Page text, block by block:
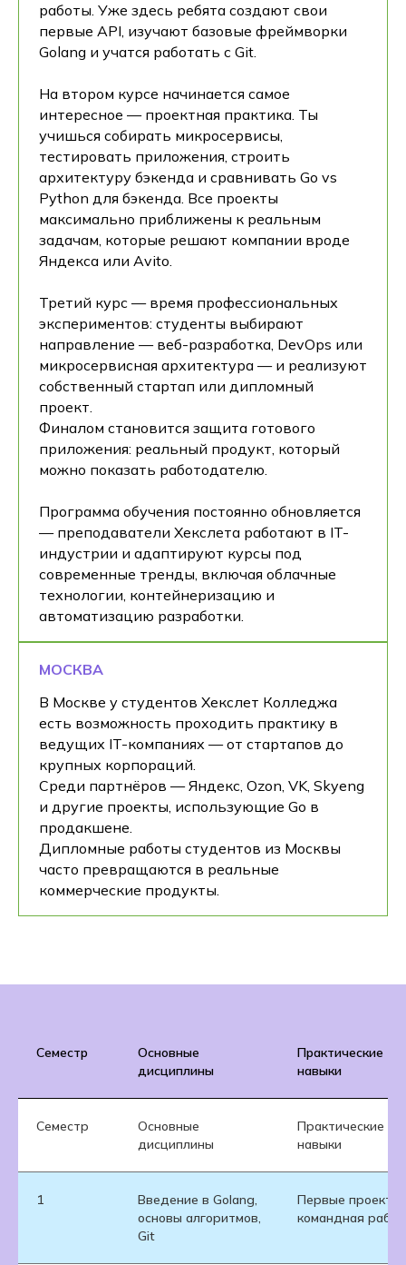
работы. Уже здесь ребята создают свои
первые API, изучают базовые фреймворки
Golang и учатся работать с Git.
На втором курсе начинается самое
интересное — проектная практика. Ты
учишься собирать микросервисы,
тестировать приложения, строить
архитектуру бэкенда и сравнивать Go vs
Python для бэкенда. Все проекты
максимально приближены к реальным
задачам, которые решают компании вроде
Яндекса или Avito.
Третий курс — время профессиональных
экспериментов: студенты выбирают
направление — веб-разработка, DevOps или
микросервисная архитектура — и реализуют
собственный стартап или дипломный
проект.
Финалом становится защита готового
приложения: реальный продукт, который
можно показать работодателю.
Программа обучения постоянно обновляется
— преподаватели Хекслета работают в IT-
индустрии и адаптируют курсы под
современные тренды, включая облачные
технологии, контейнеризацию и
автоматизацию разработки.
МОСКВА
В Москве у студентов Хекслет Колледжа
есть возможность проходить практику в
ведущих IT-компаниях — от стартапов до
крупных корпораций.
Среди партнёров — Яндекс, Ozon, VK, Skyeng
и другие проекты, использующие Go в
продакшене.
Дипломные работы студентов из Москвы
часто превращаются в реальные
коммерческие продукты.
Семестр
Основные
дисциплины
Практические
навыки
Семестр
Основные
дисциплины
Практические
навыки
1
Введение в Golang,
основы алгоритмов,
Git
Первые проекты,
командная